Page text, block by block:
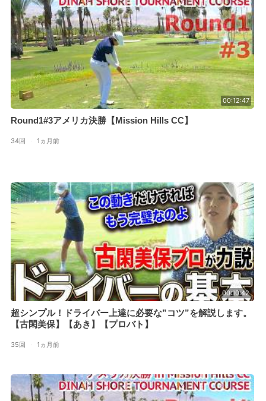
00:12:47
Round1#3アメリカ決勝【Mission Hills CC】
34回 · 1ヵ月前
00:10:42
超シンプル！ドライバー上達に必要な”コツ”を解説します。
【古閑美保】【あき】【プロバト】
35回 · 1ヵ月前